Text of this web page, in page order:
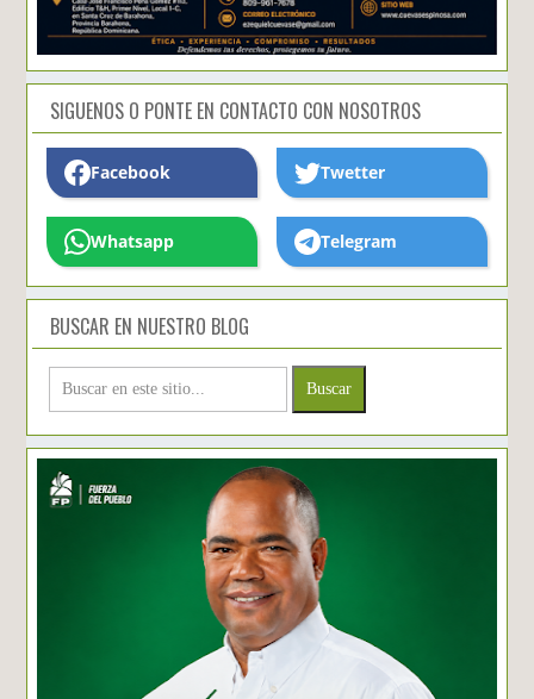
SIGUENOS O PONTE EN CONTACTO CON NOSOTROS
Facebook Twetter
Whatsapp Telegram
BUSCAR EN NUESTRO BLOG